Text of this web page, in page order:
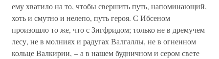
ему хватило на то, чтобы свершить путь, напоминающий,
хоть и смутно и нелепо, путь героя. С Ибсеном
произошло то же, что с Зигфридом; только не в дремучем
лесу, не в молниях и радугах Валгаллы, не в огненном
кольце Валкирии, – а в нашем будничном и сером свете